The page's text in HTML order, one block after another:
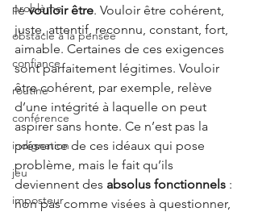
problème
obstacle à la pensée
confiance
routine
conférence
indignation
jeu
imposteur
le vouloir être. Vouloir être cohérent,
juste, attentif, reconnu, constant, fort,
aimable. Certaines de ces exigences
sont parfaitement légitimes. Vouloir
être cohérent, par exemple, relève
d’une intégrité à laquelle on peut
aspirer sans honte. Ce n’est pas la
présence de ces idéaux qui pose
problème, mais le fait qu’ils
deviennent des absolus fonctionnels :
non pas comme visées à questionner,